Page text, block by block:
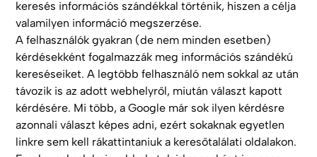
keresés információs szándékkal történik, hiszen a célja
valamilyen információ megszerzése.
A felhasználók gyakran (de nem minden esetben)
kérdésekként fogalmazzák meg információs szándékú
kereséseiket. A legtöbb felhasználó nem sokkal az után
távozik is az adott webhelyről, miután választ kapott
kérdésére. Mi több, a Google már sok ilyen kérdésre
azonnali választ képes adni, ezért sokaknak egyetlen
linkre sem kell rákattintaniuk a keresőtalálati oldalakon.